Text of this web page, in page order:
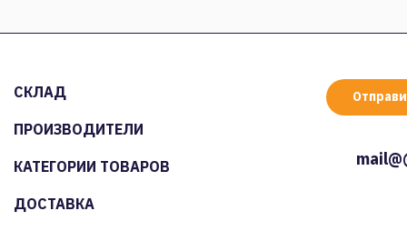
СКЛАД
ПРОИЗВОДИТЕЛИ
КАТЕГОРИИ ТОВАРОВ
ДОСТАВКА